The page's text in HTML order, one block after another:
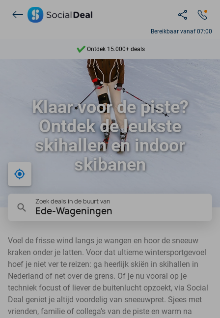
Bereikbaar vanaf 07:00
Ontdek 15.000+ deals
7 dagen per week beschikbaar
10+ miljoen leden
9,4
Ontdek 15.000+ deals
Klaar voor de piste?
Ontdek de leukste
skihallen en indoor
skibanen
Bij mij in de buurt
Zoek deals in de buurt van
Ede-Wageningen
Voel de frisse wind langs je wangen en hoor de sneeuw
kraken onder je latten. Voor dat ultieme wintersportgevoel
hoef je niet ver te reizen: ga heerlijk skiën in skihallen in
Nederland of net over de grens. Of je nu vooral op je
techniek focust of liever de buitenlucht opzoekt, via Social
Deal geniet je altijd voordelig van sneeuwpret. Sjees met
vrienden, familie of collega's van de piste en warm na